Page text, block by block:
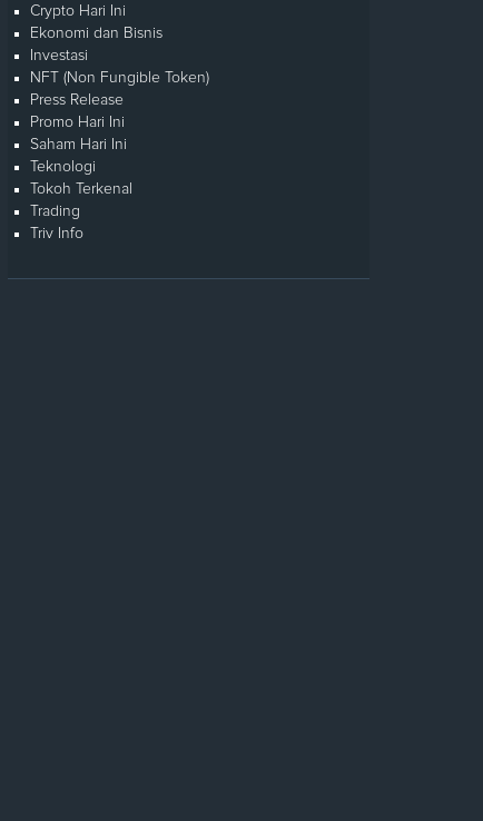
Crypto Hari Ini
Ekonomi dan Bisnis
Investasi
NFT (Non Fungible Token)
Press Release
Promo Hari Ini
Saham Hari Ini
Teknologi
Tokoh Terkenal
Trading
Triv Info